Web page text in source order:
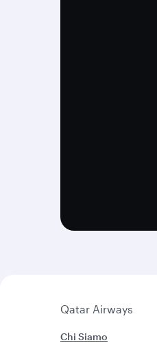
Qatar Airways
Chi Siamo